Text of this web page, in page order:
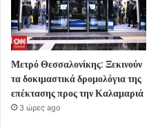
Μετρό Θεσσαλονίκης: Ξεκινούν
τα δοκιμαστικά δρομολόγια της
επέκτασης προς την Καλαμαριά
3 ώρες ago